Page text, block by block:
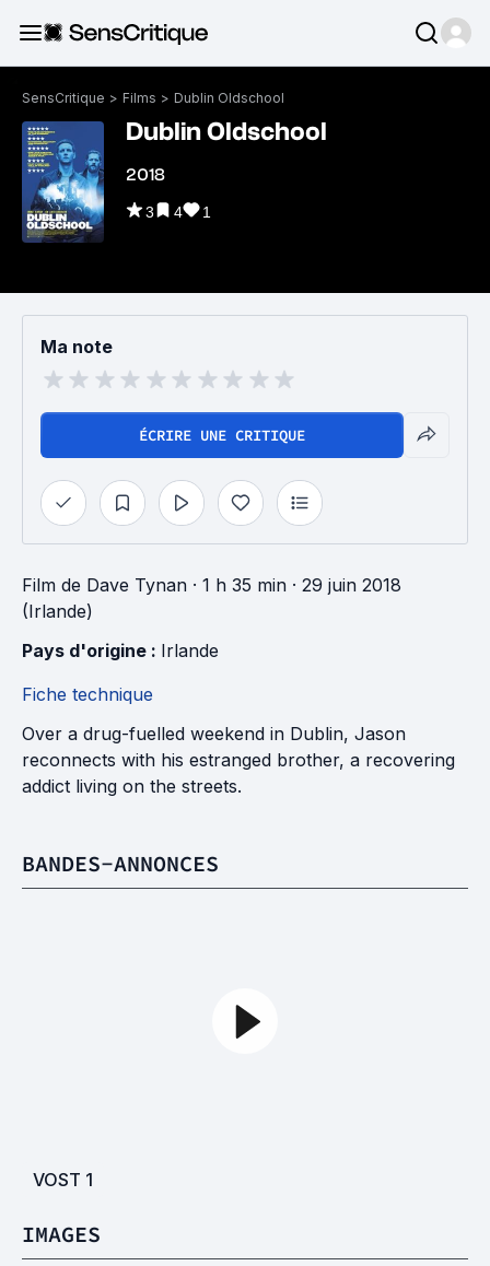
SensCritique > Films > Dublin Oldschool
Dublin Oldschool
2018
3 4 1
Ma note
ÉCRIRE UNE CRITIQUE
Film de Dave Tynan · 1 h 35 min · 29 juin 2018
(Irlande)
Pays d'origine : Irlande
Fiche technique
Over a drug-fuelled weekend in Dublin, Jason
reconnects with his estranged brother, a recovering
addict living on the streets.
BANDES-ANNONCES
VOST 1
IMAGES